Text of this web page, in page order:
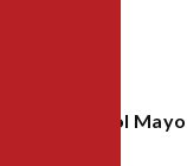
Risol Mayo